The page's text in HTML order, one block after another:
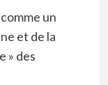
un
et de la
» des